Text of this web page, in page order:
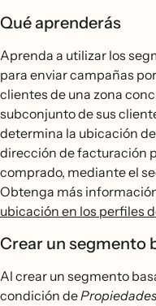
Qué aprenderás
Aprenda a utilizar los
para enviar campañas
clientes de una zona
subconjunto de sus
determina la ubicación
dirección de facturación
comprado, mediante el
Obtenga más
ubicación en los perfiles
Crear un segmento
Al crear un segmento
condición de